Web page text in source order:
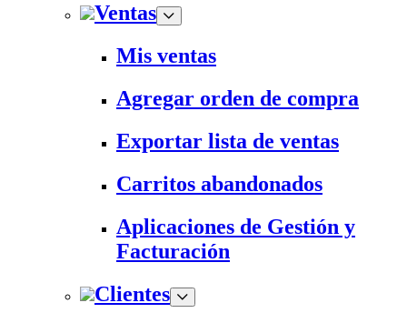
Ventas
Mis ventas
Agregar orden de compra
Exportar lista de ventas
Carritos abandonados
Aplicaciones de Gestión y
Facturación
Clientes